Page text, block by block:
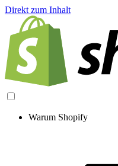
Direkt zum Inhalt
Warum Shopify